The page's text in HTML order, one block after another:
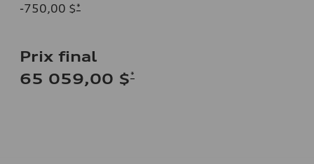
-750,00 $*
Prix final
65 059,00 $*